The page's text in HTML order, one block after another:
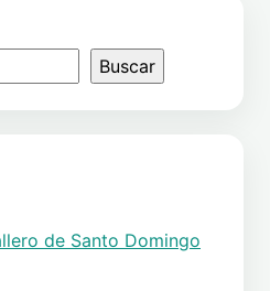
Buscar
de Santo Domingo